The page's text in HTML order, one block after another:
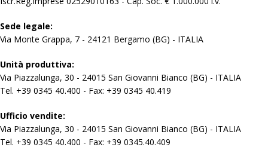
Sede legale:
Via Monte Grappa, 7 - 24121 Bergamo (BG) - ITALIA
Unità produttiva:
Via Piazzalunga, 30 - 24015 San Giovanni Bianco (BG) - ITALIA
Tel. +39 0345 40.400 - Fax: +39 0345 40.419
Ufficio vendite:
Via Piazzalunga, 30 - 24015 San Giovanni Bianco (BG) - ITALIA
Tel. +39 0345 40.400 - Fax: +39 0345.40.409